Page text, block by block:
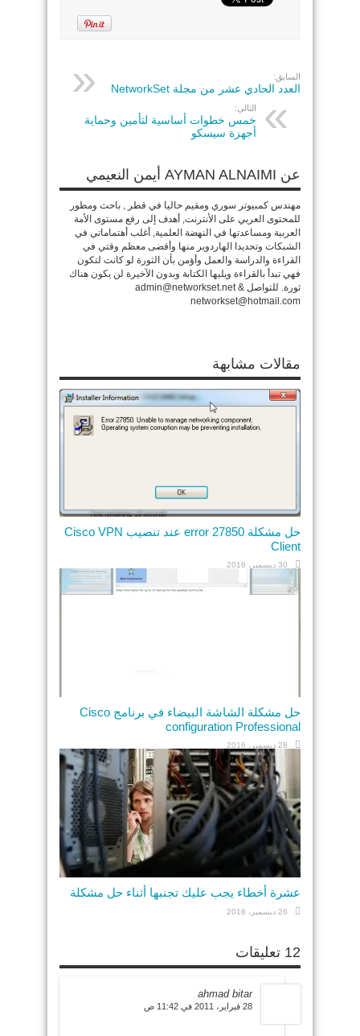
السابق:
العدد الحادي عشر من مجلة NetworkSet
التالي:
خمس خطوات أساسية لتأمين وحماية
أجهزة سيسكو
عن AYMAN ALNAIMI أيمن النعيمي
مهندس كمبيوتر سوري ومقيم حاليا في قطر , باحث ومطور
للمحتوى العربي على الأنترنت, أهدف إلى رفع مستوى الأمة
العربية ومساعدتها في النهضة العلمية, أغلب أهتماماتي في
الشبكات وتحديدا الهاردوير منها وأقضى معظم وقتي في
القراءة والدراسة والعمل وأؤمن بأن الثورة لو كانت لتكون
فهي تبدأ بالقراءة ويليها الكتابة وبدون الآخيرة لن يكون هناك
ثورة. للتواصل admin@networkset.net &
networkset@hotmail.com
مقالات مشابهة
حل مشكلة error 27850 عند تنصيب Cisco VPN
Client
30 ديسمبر، 2016
حل مشكلة الشاشة البيضاء في برنامج Cisco
configuration Professional
28 ديسمبر، 2016
عشرة أخطاء يجب عليك تجنبها أثناء حل مشكلة
26 ديسمبر، 2016
12 تعليقات
ahmad bitar
28 فبراير، 2011 في 11:42 ص